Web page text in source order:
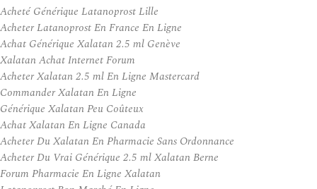
Acheté Générique Latanoprost Lille
Acheter Latanoprost En France En Ligne
Achat Générique Xalatan 2.5 ml Genève
Xalatan Achat Internet Forum
Acheter Xalatan 2.5 ml En Ligne Mastercard
Commander Xalatan En Ligne
Générique Xalatan Peu Coûteux
Achat Xalatan En Ligne Canada
Acheter Du Xalatan En Pharmacie Sans Ordonnance
Acheter Du Vrai Générique 2.5 ml Xalatan Berne
Forum Pharmacie En Ligne Xalatan